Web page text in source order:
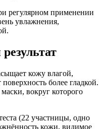
регулярном применении
увлажнения,
кожу влагой,
более гладкой.
вокруг которого
(22 участницы, одно
кожи, видимое